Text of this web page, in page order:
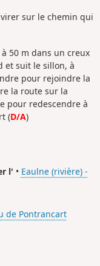
sur le chemin qui
50 m dans un creux
et suit le sillon, à
pour rejoindre la
la route sur la
pour redescendre à
(D/A)
l' • Eaulne (rivière) -
de Pontrancart